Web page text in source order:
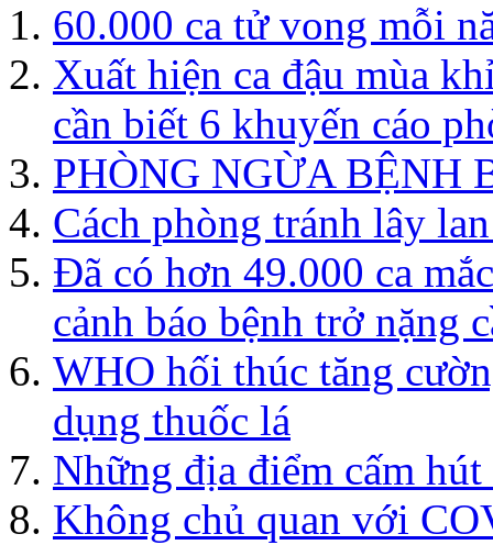
60.000 ca tử vong mỗi
Xuất hiện ca đậu mùa
cần biết 6 khuyến cáo
PHÒNG NGỪA BỆNH
Cách phòng tránh lây
Đã có hơn 49.000 ca
cảnh báo bệnh trở nặng
WHO hối thúc tăng
dụng thuốc lá
Những địa điểm cấm
Không chủ quan với